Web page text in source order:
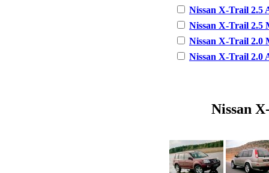
Nissan X-Trail 2.5
Nissan X-Trail 2.5
Nissan X-Trail 2.0
Nissan X-Trail 2.0
Nissan